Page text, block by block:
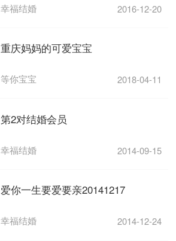
幸福结婚 2016-12-20
重庆妈妈的可爱宝宝
等你宝宝 2018-04-11
第2对结婚会员
幸福结婚 2014-09-15
爱你一生要爱要亲20141217
幸福结婚 2014-12-24